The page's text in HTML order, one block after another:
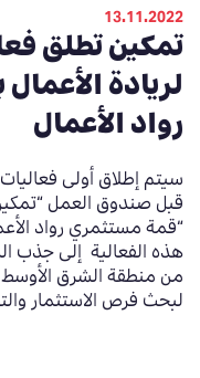
13.11.2022
تمكين تطلق
لريادة
رواد الأعمال
سيتمإطلاق أولى
قبل صندوق العمل
“قمة مستثمري رواد
هذه الفعالية إلى جذب
من منطقة الشرق الأوسط
لبحث فرص الاستثمار